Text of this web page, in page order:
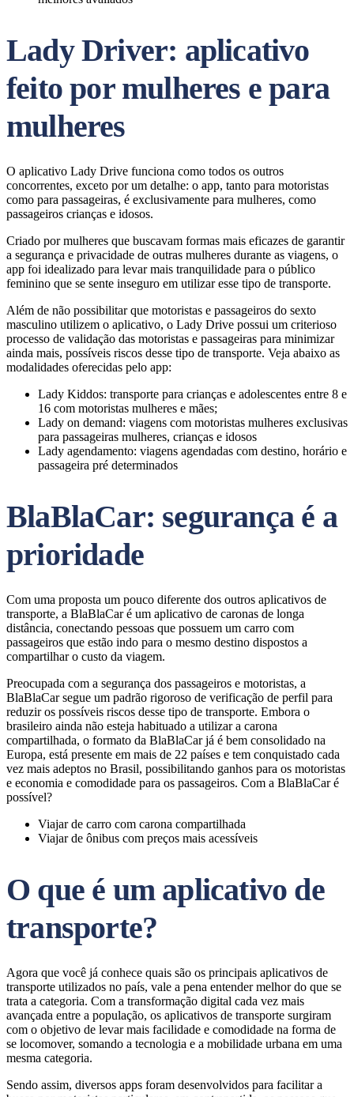
Lady Driver: aplicativo
feito por mulheres e para
mulheres
O aplicativo Lady Drive funciona como todos os outros
concorrentes, exceto por um detalhe: o app, tanto para motoristas
como para passageiras, é exclusivamente para mulheres, como
passageiros crianças e idosos.
Criado por mulheres que buscavam formas mais eficazes de garantir
a segurança e privacidade de outras mulheres durante as viagens, o
app foi idealizado para levar mais tranquilidade para o público
feminino que se sente inseguro em utilizar esse tipo de transporte.
Além de não possibilitar que motoristas e passageiros do sexto
masculino utilizem o aplicativo, o Lady Drive possui um criterioso
processo de validação das motoristas e passageiras para minimizar
ainda mais, possíveis riscos desse tipo de transporte. Veja abaixo as
modalidades oferecidas pelo app:
Lady Kiddos: transporte para crianças e adolescentes entre 8 e
16 com motoristas mulheres e mães;
Lady on demand: viagens com motoristas mulheres exclusivas
para passageiras mulheres, crianças e idosos
Lady agendamento: viagens agendadas com destino, horário e
passageira pré determinados
BlaBlaCar: segurança é a
prioridade
Com uma proposta um pouco diferente dos outros aplicativos de
transporte, a BlaBlaCar é um aplicativo de caronas de longa
distância, conectando pessoas que possuem um carro com
passageiros que estão indo para o mesmo destino dispostos a
compartilhar o custo da viagem.
Preocupada com a segurança dos passageiros e motoristas, a
BlaBlaCar segue um padrão rigoroso de verificação de perfil para
reduzir os possíveis riscos desse tipo de transporte. Embora o
brasileiro ainda não esteja habituado a utilizar a carona
compartilhada, o formato da BlaBlaCar já é bem consolidado na
Europa, está presente em mais de 22 países e tem conquistado cada
vez mais adeptos no Brasil, possibilitando ganhos para os motoristas
e economia e comodidade para os passageiros. Com a BlaBlaCar é
possível?
Viajar de carro com carona compartilhada
Viajar de ônibus com preços mais acessíveis
O que é um aplicativo de
transporte?
Agora que você já conhece quais são os principais aplicativos de
transporte utilizados no país, vale a pena entender melhor do que se
trata a categoria. Com a transformação digital cada vez mais
avançada entre a população, os aplicativos de transporte surgiram
com o objetivo de levar mais facilidade e comodidade na forma de
se locomover, somando a tecnologia e a mobilidade urbana em uma
mesma categoria.
Sendo assim, diversos apps foram desenvolvidos para facilitar a